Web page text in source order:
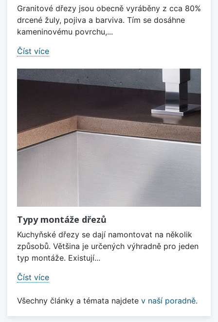
Granitové dřezy jsou obecně vyráběny z cca 80%
drcené žuly, pojiva a barviva. Tím se dosáhne
kameninovému povrchu,...
Číst více
Typy montáže dřezů
Kuchyňské dřezy se dají namontovat na několik
způsobů. Většina je určených výhradně pro jeden
typ montáže. Existují...
Číst více
Všechny články a témata najdete v naší poradně.